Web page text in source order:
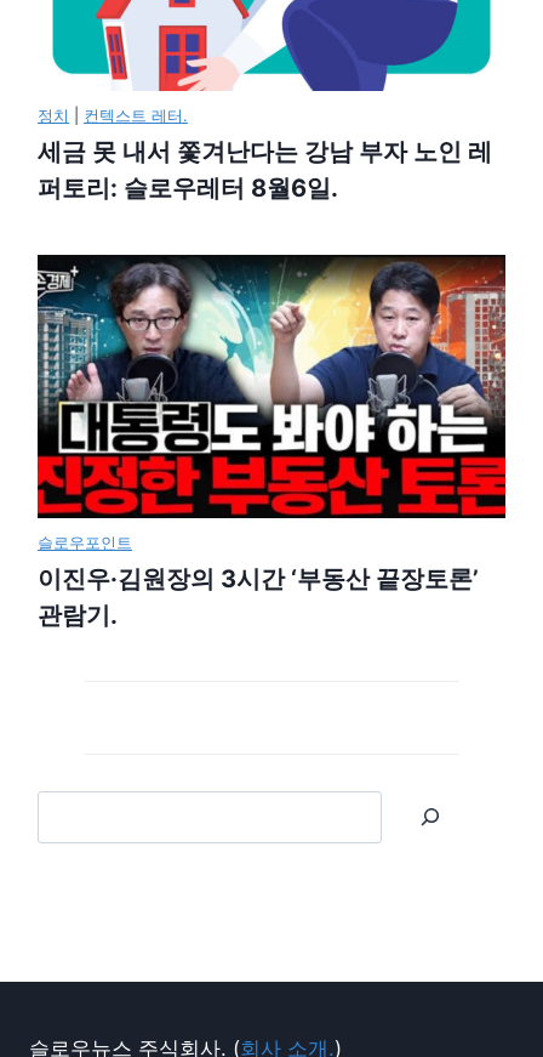
정치 컨텍스트 레터.
세금 못 내서 쫓겨난다는 강남 부자 노인 레
퍼토리: 슬로우레터 8월6일.
슬로우포인트
이진우·김원장의 3시간 ‘부동산 끝장토론’
관람기.
슬로우뉴스 주식회사. (회사 소개.)